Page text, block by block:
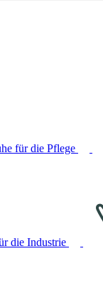
für die Pflege
die Industrie